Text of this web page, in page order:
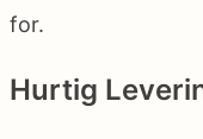
for.
Hurtig